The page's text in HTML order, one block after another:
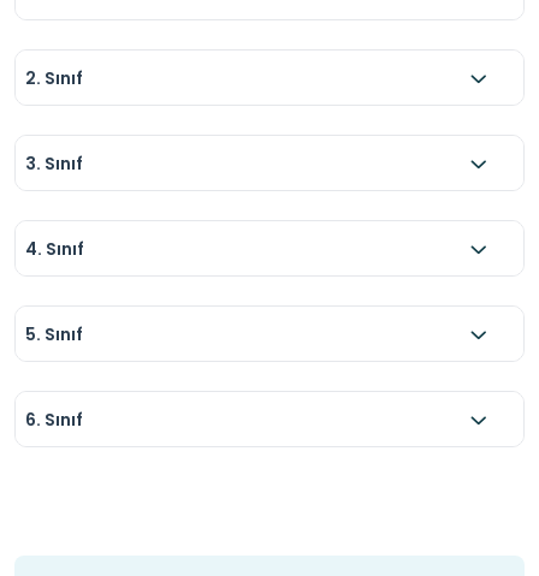
2. Sınıf
3. Sınıf
4. Sınıf
5. Sınıf
6. Sınıf